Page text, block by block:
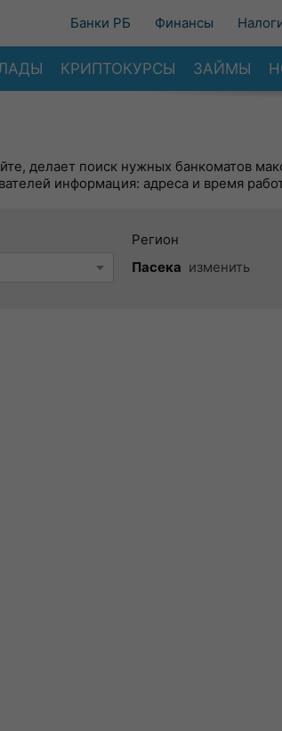
Банки РБ Финансы
КРИПТОКУРСЫ ЗАЙМЫ
делает поиск нужных банкоматов
информация: адреса и время
Регион
Пасека изменить